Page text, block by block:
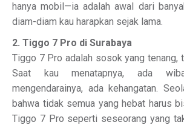
hanya mobil—ia adalah awal dari
diam-diam kau harapkan sejak lama.
2. Tiggo 7 Pro di Surabaya
Tiggo 7 Pro adalah sosok yang tenang,
Saat kau menatapnya, ada
mengendarainya, ada kehangatan.
bahwa tidak semua yang hebat harus
Tiggo 7 Pro seperti seseorang yang